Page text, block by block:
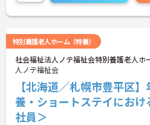
特別養護老人ホーム（特養）
社会福祉法人ノテ福祉会特別養護老人
人ノテ福祉会
【北海道／札幌市豊平区
養・ショートステイにお
社員＞